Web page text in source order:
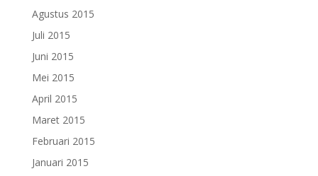
Agustus 2015
Juli 2015
Juni 2015
Mei 2015
April 2015
Maret 2015
Februari 2015
Januari 2015